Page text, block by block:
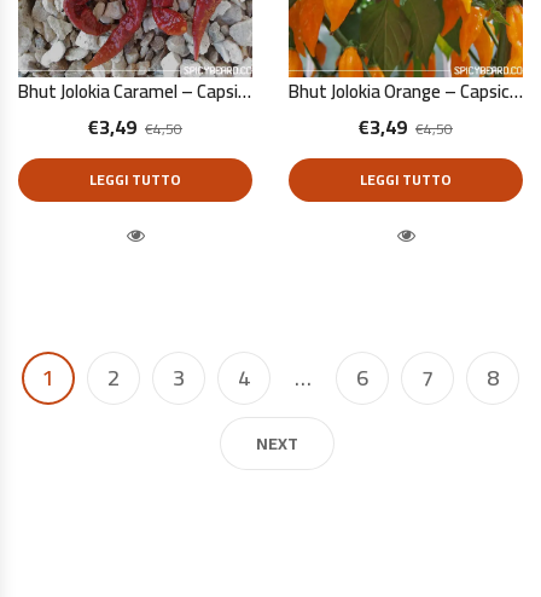
Bhut Jolokia Caramel – Capsicum Chinense – 10 Semi Puri
€4,50
€3,49
LEGGI TUTTO
Bhut Jolokia Orange – Capsicum Chinense – 10 Semi Puri
€4,50
€3,49
LEGGI TUTTO
1 2 3 4 … 6 7 8
NEXT